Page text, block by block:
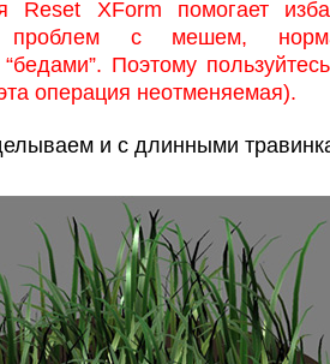
Reset XForm помогает
проблем с мешем,
Поэтому
операция неотменяемая).
и с длинными